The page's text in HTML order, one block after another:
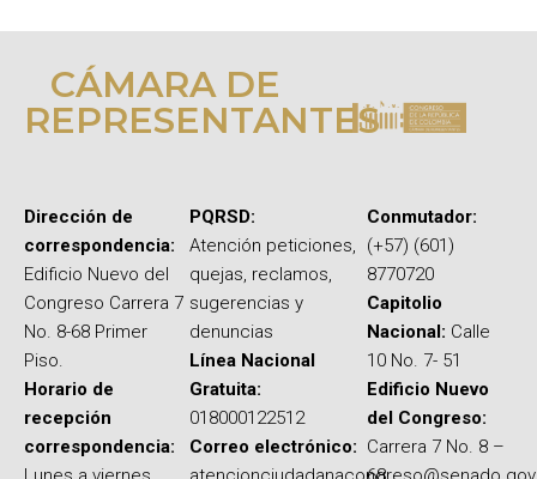
CÁMARA DE
REPRESENTANTES
Dirección de
correspondencia:
Edificio Nuevo del
Congreso Carrera 7
No. 8-68 Primer
Piso.
Horario de
recepción
correspondencia:
PQRSD:
Atención peticiones,
quejas, reclamos,
sugerencias y
denuncias
Línea Nacional
Gratuita:
018000122512
Correo electrónico:
Conmutador:
(+57) (601)
8770720
Capitolio
Nacional: Calle
10 No. 7- 51
Edificio Nuevo
del Congreso:
Carrera 7 No. 8 –